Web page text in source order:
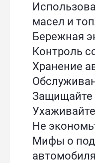
масел и
Бережная
Контроль
Хранение
Защищайте
Не
Мифы о